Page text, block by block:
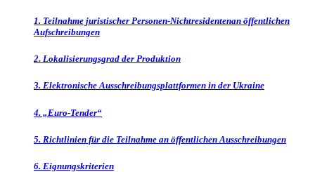
1. Teilnahme juristischer Personen-Nichtresidentenan öffentlichen
Aufschreibungen
2. Lokalisierungsgrad der Produktion
3. Elektronische Ausschreibungsplattformen in der Ukraine
4. „Euro-Tender“
5. Richtlinien für die Teilnahme an öffentlichen Ausschreibungen
6. Eignungskriterien